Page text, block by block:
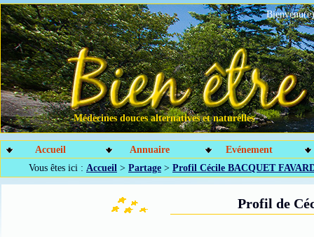
Médecines douces alternatives et naturelles
Accueil Annuaire
Evénement
Vous êtes ici : Accueil > Partage > Profil Cécile BACQUET
Profil de